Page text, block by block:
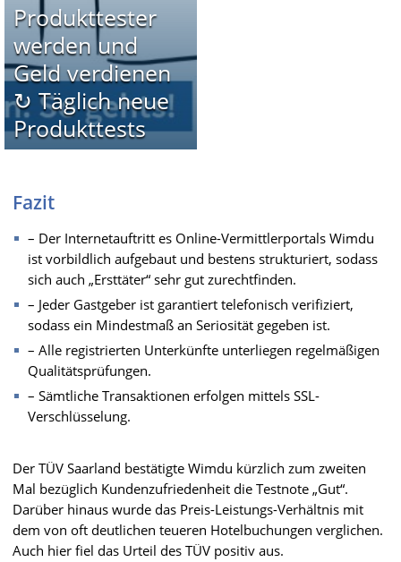
Produkttester
werden und
Geld verdienen
↻ Täglich neue
Produkttests
Fazit
– Der Internetauftritt es Online-Vermittlerportals Wimdu
ist vorbildlich aufgebaut und bestens strukturiert, sodass
sich auch „Ersttäter“ sehr gut zurechtfinden.
– Jeder Gastgeber ist garantiert telefonisch verifiziert,
sodass ein Mindestmaß an Seriosität gegeben ist.
– Alle registrierten Unterkünfte unterliegen regelmäßigen
Qualitätsprüfungen.
– Sämtliche Transaktionen erfolgen mittels SSL-
Verschlüsselung.
Der TÜV Saarland bestätigte Wimdu kürzlich zum zweiten
Mal bezüglich Kundenzufriedenheit die Testnote „Gut“.
Darüber hinaus wurde das Preis-Leistungs-Verhältnis mit
dem von oft deutlichen teueren Hotelbuchungen verglichen.
Auch hier fiel das Urteil des TÜV positiv aus.